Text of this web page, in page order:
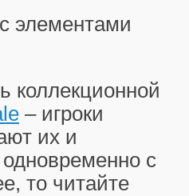
элементами
коллекционной
– игроки
их и
с
то читайте